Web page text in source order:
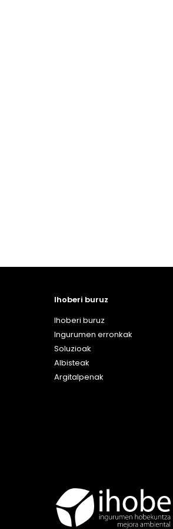
Ihoberi buruz
Ihoberi buruz
Ingurumen erronkak
Soluzioak
Albisteak
Argitalpenak